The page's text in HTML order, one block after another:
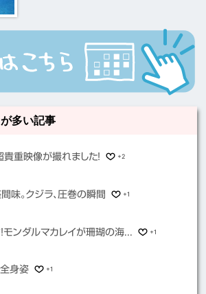
が多い記事
貴重映像が撮れました！ +2
味。クジラ、圧巻の瞬間 +1
モンダルマカレイが珊瑚の海... +1
身姿 +1